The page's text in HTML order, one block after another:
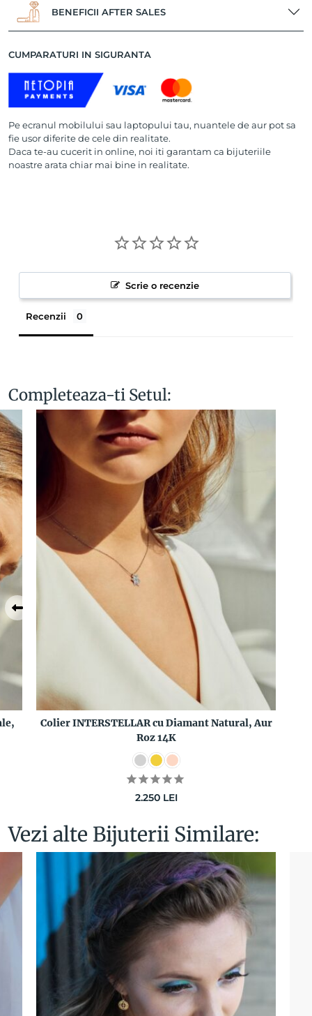
BENEFICII AFTER SALES
CUMPARATURI IN SIGURANTA
Pe ecranul mobilului sau laptopului tau, nuantele de aur pot sa
fie usor diferite de cele din realitate.
Daca te-au cucerit in online, noi iti garantam ca bijuteriile
noastre arata chiar mai bine in realitate.
Scrie o recenzie
Recenzii
Completeaza-ti Setul:
Colier INTERSTELLAR cu Diamant Natural, Aur
Roz 14K
2.250 LEI
Vezi alte Bijuterii Similare: